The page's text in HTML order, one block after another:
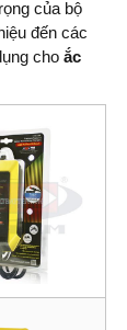
của bộ
đến các
cho ắc